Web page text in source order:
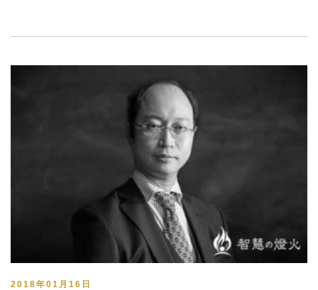
2018年01月16日